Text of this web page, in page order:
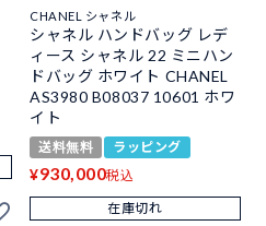
CHANEL シャネル
シャネル ハンドバッグ レデ
ィース シャネル 22 ミニハン
ドバッグ ホワイト CHANEL
AS3980 B08037 10601 ホワ
イト
送料無料 ラッピング
¥930,000税込
在庫切れ